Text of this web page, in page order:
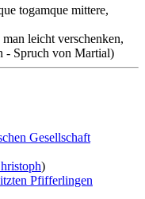
togamque mittere,
leicht verschenken,
- Spruch von Martial)
Gesellschaft
)
Pfifferlingen